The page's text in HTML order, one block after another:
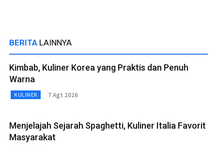
BERITA LAINNYA
Kimbab, Kuliner Korea yang Praktis dan Penuh
Warna
KULINER 7 Agt 2026
Menjelajah Sejarah Spaghetti, Kuliner Italia Favorit
Masyarakat